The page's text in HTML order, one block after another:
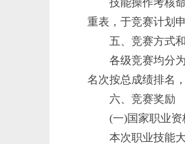
技能操作考核
重表，于竞赛计划
五、竞赛方式
各级竞赛均分
名次按总成绩排名
六、竞赛奖励
(一)国家职业资
本次职业技能